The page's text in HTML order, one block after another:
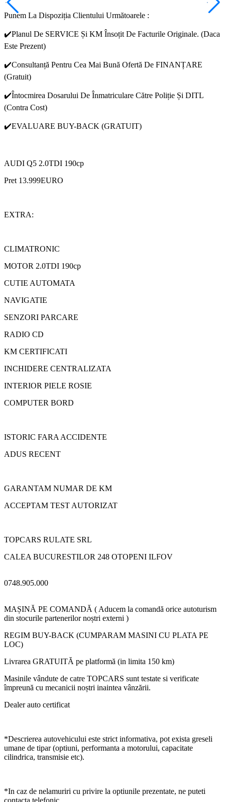
Punem La Dispoziția Clientului Următoarele :
✔️Planul De SERVICE Și KM Însoțit De Facturile Originale. (Daca
Este Prezent)
✔️Consultanță Pentru Cea Mai Bună Ofertă De FINANȚARE
(Gratuit)
✔️Întocmirea Dosarului De Înmatriculare Către Poliție Și DITL
(Contra Cost)
✔️EVALUARE BUY-BACK (GRATUIT)
AUDI Q5 2.0TDI 190cp
Pret 13.999EURO
EXTRA:
CLIMATRONIC
MOTOR 2.0TDI 190cp
CUTIE AUTOMATA
NAVIGATIE
SENZORI PARCARE
RADIO CD
KM CERTIFICATI
INCHIDERE CENTRALIZATA
INTERIOR PIELE ROSIE
COMPUTER BORD
ISTORIC FARA ACCIDENTE
ADUS RECENT
GARANTAM NUMAR DE KM
ACCEPTAM TEST AUTORIZAT
TOPCARS RULATE SRL
CALEA BUCURESTILOR 248 OTOPENI ILFOV
0748.905.000
MAȘINĂ PE COMANDĂ ( Aducem la comandă orice autoturism
din stocurile partenerilor noștri externi )
REGIM BUY-BACK (CUMPARAM MASINI CU PLATA PE
LOC)
Livrarea GRATUITĂ pe platformă (in limita 150 km)
Masinile vândute de catre TOPCARS sunt testate si verificate
împreună cu mecanicii noștri inaintea vânzării.
Dealer auto certificat
*Descrierea autovehicului este strict informativa, pot exista greseli
umane de tipar (optiuni, performanta a motorului, capacitate
cilindrica, transmisie etc).
*In caz de nelamuriri cu privire la optiunile prezentate, ne puteti
contacta telefonic.